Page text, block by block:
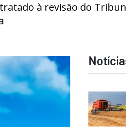
à revisão do